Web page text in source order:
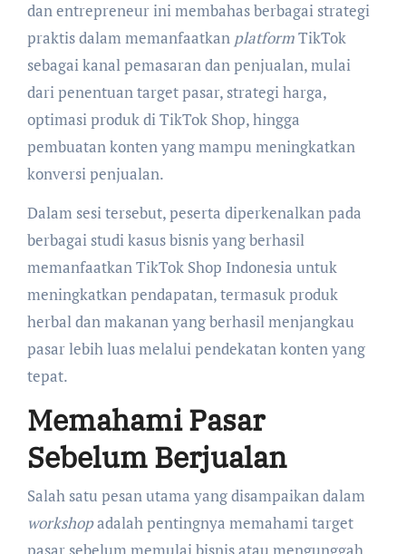
dan entrepreneur ini membahas berbagai strategi
praktis dalam memanfaatkan platformTikTok
sebagai kanal pemasaran dan penjualan, mulai
dari penentuan target pasar, strategi harga,
optimasi produk di TikTok Shop, hingga
pembuatan konten yang mampu meningkatkan
konversi penjualan.
Dalam sesi tersebut, peserta diperkenalkan pada
berbagai studi kasus bisnis yang berhasil
memanfaatkan TikTok Shop Indonesia untuk
meningkatkan pendapatan, termasuk produk
herbal dan makanan yang berhasil menjangkau
pasar lebih luas melalui pendekatan konten yang
tepat.
Memahami Pasar
Sebelum Berjualan
Salah satu pesan utama yang disampaikan dalam
workshopadalah pentingnya memahami target
pasar sebelum memulai bisnis atau mengunggah